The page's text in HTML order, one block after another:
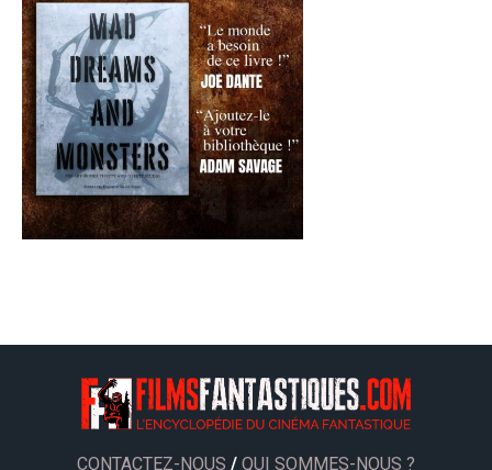
CONTACTEZ-NOUS / QUI SOMMES-NOUS ?